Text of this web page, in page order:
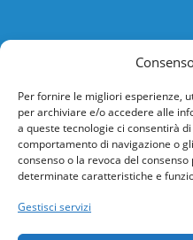
Per fornire le migliori esperienze,
per archiviare e/o accedere alle
a queste tecnologie ci consentirà
comportamento di navigazione o
consenso o la revoca del
determinate caratteristiche e
Gestisci servizi
Informazioni
Help desk
Guida rapida